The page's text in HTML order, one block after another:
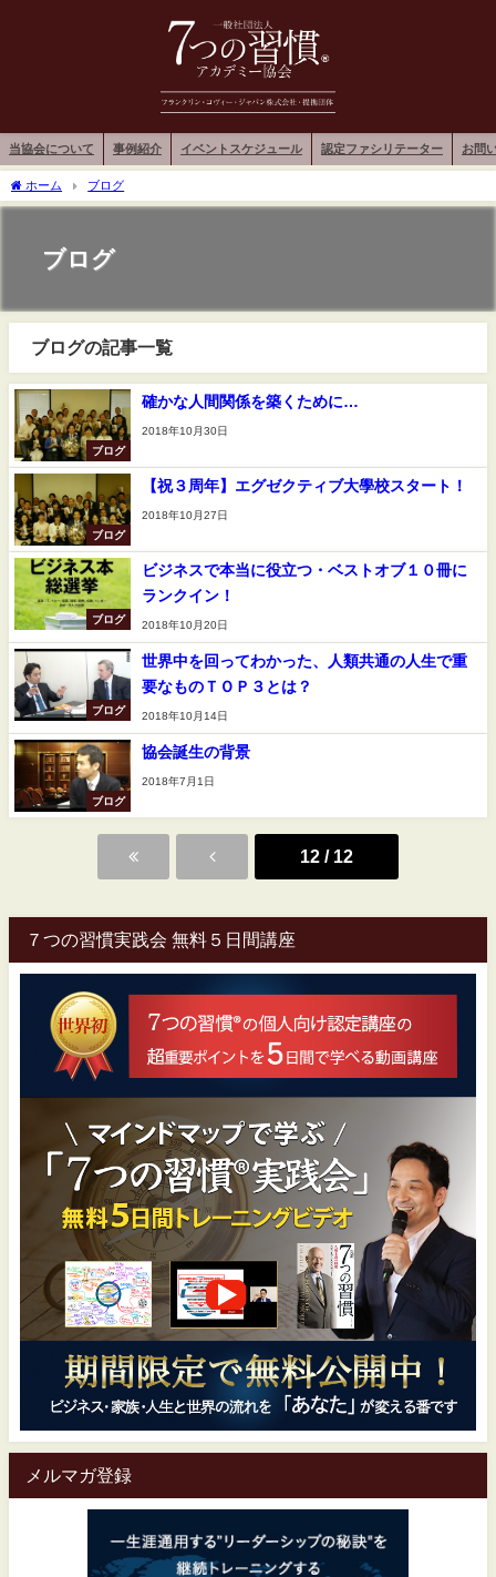
当協会について 事例紹介 イベントスケジュール 認定ファシリテーター お問
ホーム ブログ
ブログ
ブログの記事一覧
ブログ
確かな人間関係を築くために…
2018年10月30日
ブログ
【祝３周年】エグゼクティブ大學校スタート！
2018年10月27日
ブログ
ビジネスで本当に役立つ・ベストオブ１０冊に
ランクイン！
2018年10月20日
ブログ
世界中を回ってわかった、人類共通の人生で重
要なものＴＯＰ３とは？
2018年10月14日
ブログ
協会誕生の背景
2018年7月1日
12 / 12
７つの習慣実践会 無料５日間講座
メルマガ登録